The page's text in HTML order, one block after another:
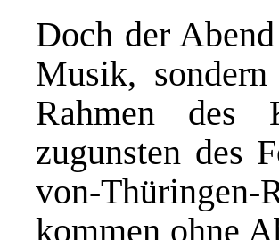
Doch der
Musik,
Rahmen des
zugunsten des
von-
kommen ohne